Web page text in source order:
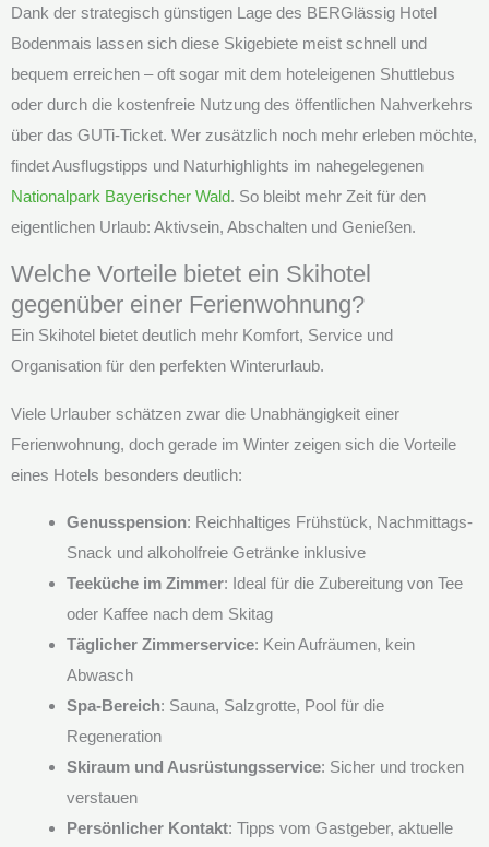
Dank der strategisch günstigen Lage des BERGlässig Hotel
Bodenmais lassen sich diese Skigebiete meist schnell und
bequem erreichen – oft sogar mit dem hoteleigenen Shuttlebus
oder durch die kostenfreie Nutzung des öffentlichen Nahverkehrs
über das GUTi-Ticket. Wer zusätzlich noch mehr erleben möchte,
findet Ausflugstipps und Naturhighlights im nahegelegenen
Nationalpark Bayerischer Wald. So bleibt mehr Zeit für den
eigentlichen Urlaub: Aktivsein, Abschalten und Genießen.
Welche Vorteile bietet ein Skihotel
gegenüber einer Ferienwohnung?
Ein Skihotel bietet deutlich mehr Komfort, Service und
Organisation für den perfekten Winterurlaub.
Viele Urlauber schätzen zwar die Unabhängigkeit einer
Ferienwohnung, doch gerade im Winter zeigen sich die Vorteile
eines Hotels besonders deutlich:
Genusspension: Reichhaltiges Frühstück, Nachmittags-
Snack und alkoholfreie Getränke inklusive
Teeküche im Zimmer: Ideal für die Zubereitung von Tee
oder Kaffee nach dem Skitag
Täglicher Zimmerservice: Kein Aufräumen, kein
Abwasch
Spa-Bereich: Sauna, Salzgrotte, Pool für die
Regeneration
Skiraum und Ausrüstungsservice: Sicher und trocken
verstauen
Persönlicher Kontakt: Tipps vom Gastgeber, aktuelle